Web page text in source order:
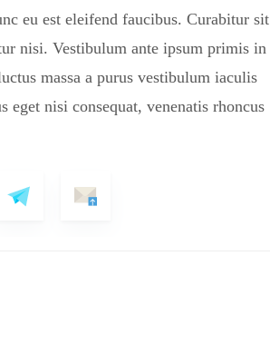
eu est eleifend faucibus. Curabitur sit
nisi. Vestibulum ante ipsum primis in
massa a purus vestibulum iaculis
nisi consequat, venenatis rhoncus